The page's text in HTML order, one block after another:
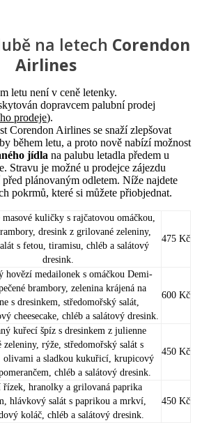
na letech Corendon
Airlines
letu není v ceně letenky.
dopravcem palubní prodej
prodeje).
Corendon Airlines se snaží zlepšovat
během letu, a proto nově nabízí možnost
jídla na palubu letadla předem u
Stravu je možné u prodejce zájezdu
plánovaným odletem. Níže najdete
pokrmů, které si můžete přiobjednat.
kuličky s rajčatovou omáčkou,
dresink z grilované zeleniny,
s fetou, tiramisu, chléb a salátový
dresink.
475 Kč
hovězí medailonek s omáčkou Demi-
brambory, zelenina krájená na
s dresinkem, středomořský salát,
cheesecake, chléb a salátový dresink.
600 Kč
kuřecí špíz s dresinkem z julienne
zeleniny, rýže, středomořský salát s
olivami a sladkou kukuřicí, krupicový
chléb a salátový dresink.
450 Kč
řízek, hranolky a grilovaná paprika
hlávkový salát s paprikou a mrkví,
koláč, chléb a salátový dresink.
450 Kč